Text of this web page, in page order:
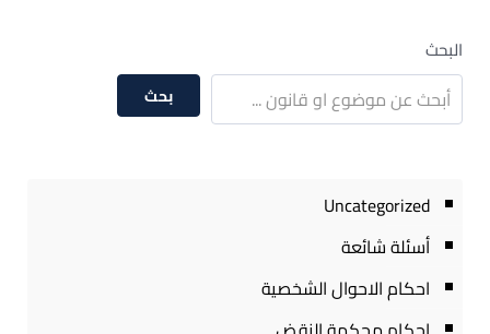
البحث
بحث
Uncategorized
أسئلة شائعة
احكام الاحوال الشخصية